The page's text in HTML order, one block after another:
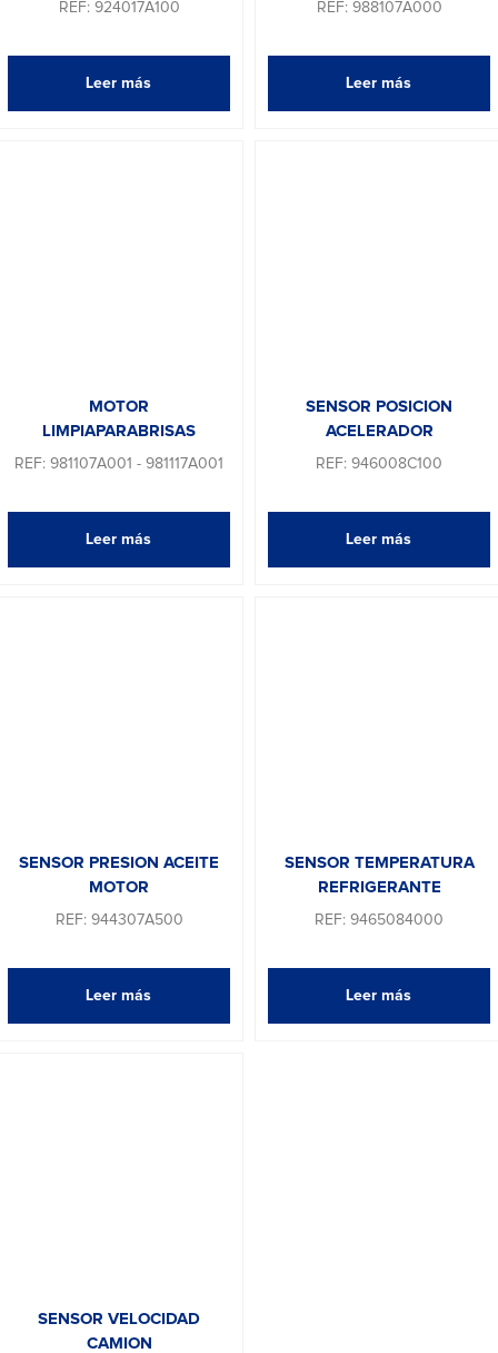
REF: 924017A100
Leer más
REF: 988107A000
Leer más
MOTOR
LIMPIAPARABRISAS
REF: 981107A001 - 981117A001
Leer más
SENSOR POSICION
ACELERADOR
REF: 946008C100
Leer más
SENSOR PRESION ACEITE
MOTOR
REF: 944307A500
Leer más
SENSOR TEMPERATURA
REFRIGERANTE
REF: 9465084000
Leer más
SENSOR VELOCIDAD
CAMION